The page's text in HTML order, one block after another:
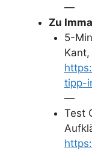
—
Zu
5-
Kant,
tipp-
—
Test